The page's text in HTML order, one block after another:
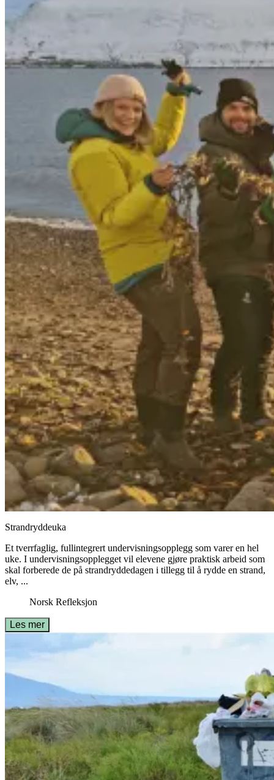
Strandryddeuka
Et tverrfaglig, fullintegrert undervisningsopplegg som varer en hel
uke. I undervisningsopplegget vil elevene gjøre praktisk arbeid som
skal forberede de på strandryddedagen i tillegg til å rydde en strand,
elv, ...
Norsk Refleksjon
Les mer